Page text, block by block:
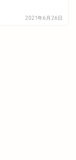
2021年6月26日